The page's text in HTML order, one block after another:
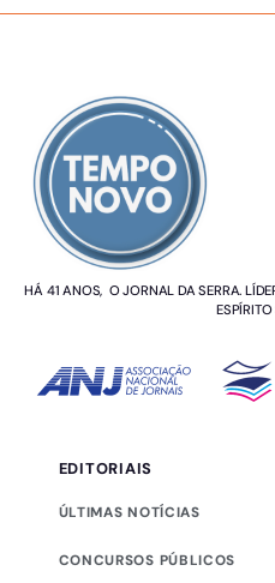
HÁ 41 ANOS, O JORNAL DA SERRA.
EDITORIAIS
ÚLTIMAS NOTÍCIAS
CONCURSOS PÚBLICOS